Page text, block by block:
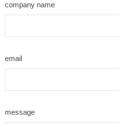
company name
email
message